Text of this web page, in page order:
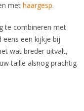
met haargesp.
te combineren met
een kijkje bij
wat breder uitvalt,
taille alsnog prachtig